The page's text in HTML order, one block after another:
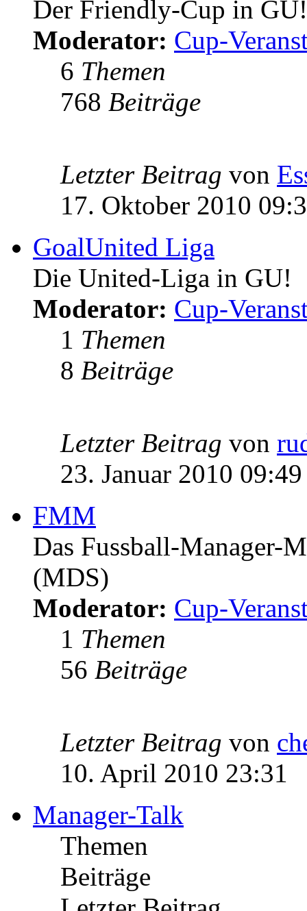
Der Friendly-Cup in GU!
Moderator: Cup-
6 Themen
768 Beiträge
Letzter Beitrag von
17. Oktober 2010
GoalUnited Liga
Die United-Liga in GU!
Moderator: Cup-
1 Themen
8 Beiträge
Letzter Beitrag von
23. Januar 2010 09:49
FMM
Das Fussball-Manager-
(MDS)
Moderator: Cup-
1 Themen
56 Beiträge
Letzter Beitrag von
10. April 2010 23:31
Manager-Talk
Themen
Beiträge